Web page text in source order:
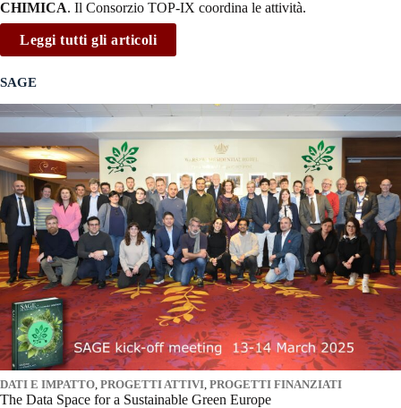
CHIMICA. Il Consorzio TOP-IX coordina le attività.
Leggi tutti gli articoli
SAGE
DATI E IMPATTO PROGETTI ATTIVI PROGETTI FINANZIATI
The Data Space for a Sustainable Green Europe